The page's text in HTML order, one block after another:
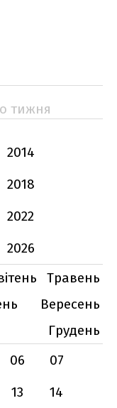
тижня
2014
2018
2022
2026
Травень
Вересень
Грудень
06
07
13
14